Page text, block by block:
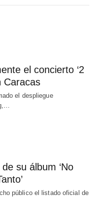
el concierto ‘2
Caracas
el despliegue
su álbum ‘No
público el listado oficial de